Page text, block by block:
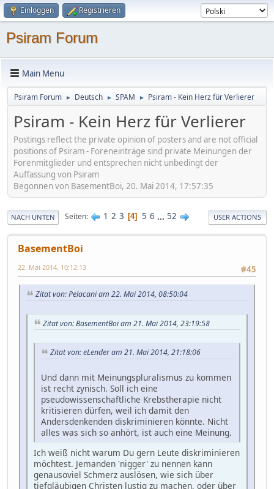
Einloggen Registrieren
Psiram Forum
Main Menu
Psiram Forum ► Deutsch ► SPAM ► Psiram - Kein Herz für Verlierer
Psiram - Kein Herz für Verlierer
Postings reflect the private opinion of posters and are not official
positions of Psiram - Foreneinträge sind private Meinungen der
Forenmitglieder und entsprechen nicht unbedingt der
Auffassung von Psiram
Begonnen von BasementBoi, 20. Mai 2014, 17:57:35
NACH UNTEN Seiten 1 2 3 4 5 6 ... 52 USER ACTIONS
BasementBoi
#45
22. Mai 2014, 10:12:13
Zitat von: Pelacani am 22. Mai 2014, 08:50:04
Zitat von: BasementBoi am 21. Mai 2014, 23:19:58
Zitat von: eLender am 21. Mai 2014, 21:18:06
Und dann mit Meinungspluralismus zu kommen
ist recht zynisch. Soll ich eine
pseudowissenschaftliche Krebstherapie nicht
kritisieren dürfen, weil ich damit den
Andersdenkenden diskriminieren könnte. Nicht
alles was sich so anhört, ist auch eine Meinung.
Ich weiß nicht warum Du gern Leute diskriminieren
möchtest. Jemanden 'nigger' zu nennen kann
genausoviel Schmerz auslösen, wie sich über
tiefgläubigen Christen lustig zu machen, oder über